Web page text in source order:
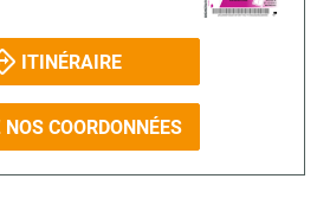
ITINÉRAIRE
NOS COORDONNÉES